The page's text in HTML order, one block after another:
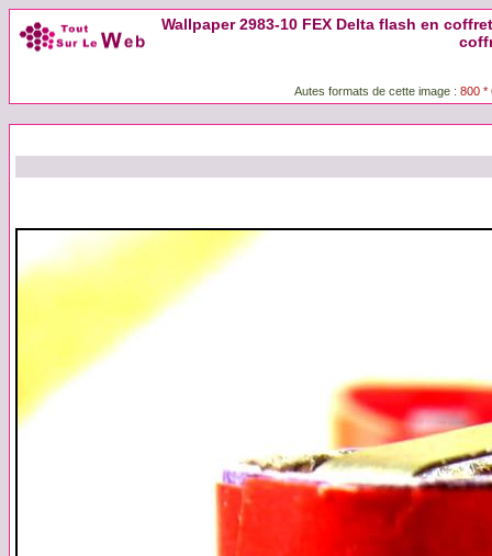
Wallpaper 2983-10 FEX Delta flash en
Autes formats de cette image : 800 *